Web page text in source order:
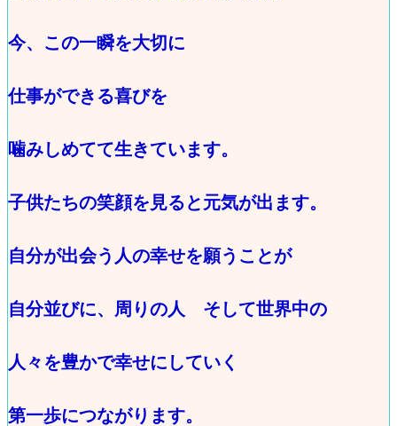
今、この一瞬を大切に
仕事ができる喜びを
噛みしめてて生きています。
子供たちの笑顔を見ると元気が出ます。
自分が出会う人の幸せを願うことが
自分並びに、周りの人 そして世界中の
人々を豊かで幸せにしていく
第一歩につながります。